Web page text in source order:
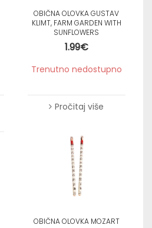
OBIČNA OLOVKA GUSTAV
KLIMT, FARM GARDEN WITH
SUNFLOWERS
1.99€
Trenutno nedostupno
Pročitaj više
OBIČNA OLOVKA MOZART